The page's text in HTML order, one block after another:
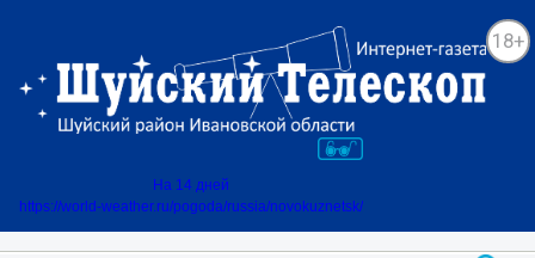
18+
На 14 дней
https://world-weather.ru/pogoda/russia/novokuznetsk/